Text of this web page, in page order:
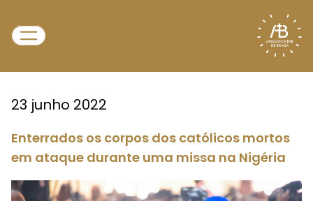
23 junho 2022
Enterrados os corpos dos católicos mortos
em ataque durante uma missa na Nigéria